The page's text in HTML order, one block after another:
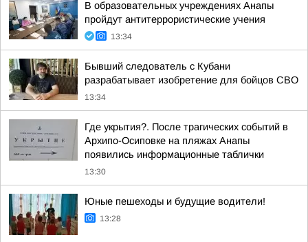
В образовательных учреждениях Анапы
пройдут антитеррористические учения
13:34
Бывший следователь с Кубани
разрабатывает изобретение для бойцов СВО
13:34
Где укрытия?. После трагических событий в
Архипо-Осиповке на пляжах Анапы
появились информационные таблички
13:30
Юные пешеходы и будущие водители!
13:28